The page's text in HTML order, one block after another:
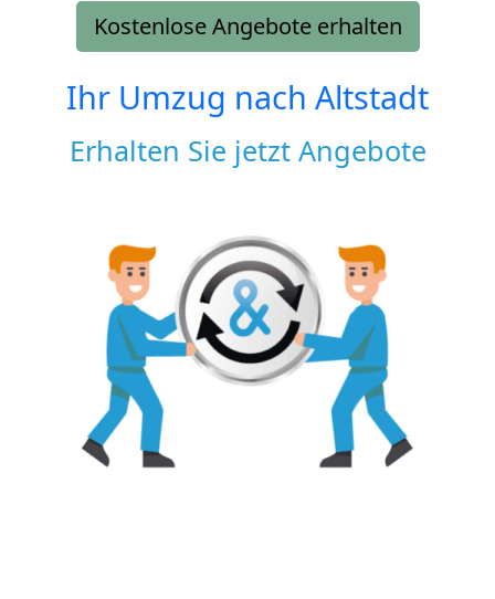
Kostenlose Angebote erhalten
Ihr Umzug nach Altstadt
Erhalten Sie jetzt Angebote